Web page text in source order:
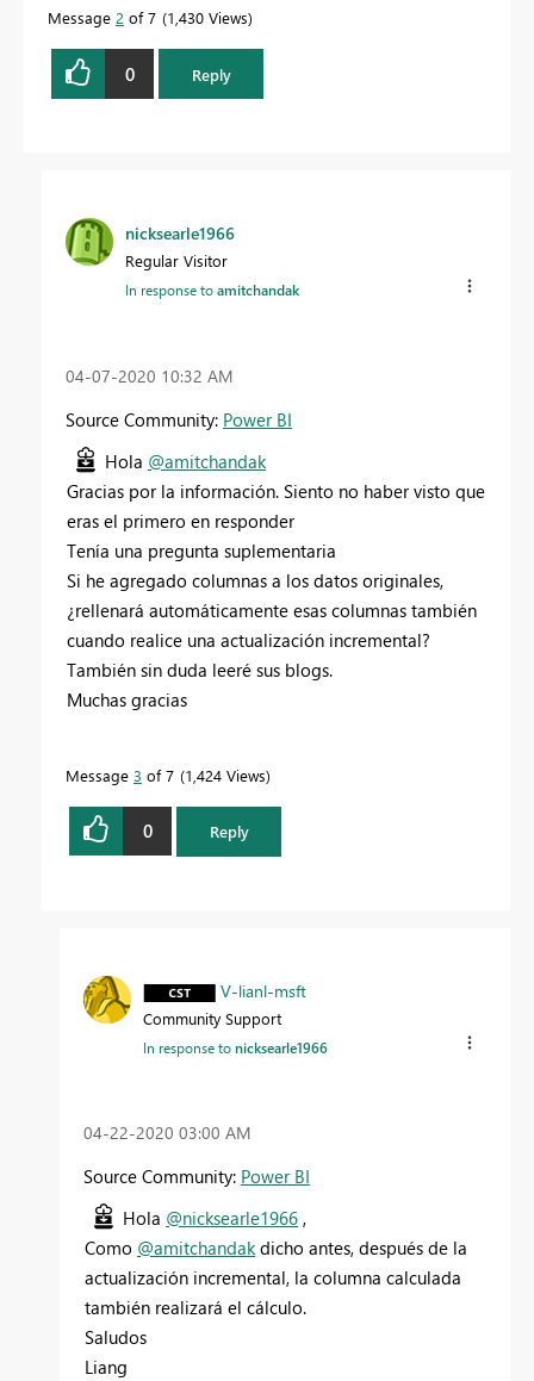
Message 2 of 7 1,430 Views
0 Reply
nicksearle1966
Regular Visitor
In response toamitchandak
‎04-07-2020 10:32 AM
Source Community: Power BI
Hola @amitchandak
Gracias por la información. Siento no haber visto que
eras el primero en responder
Tenía una pregunta suplementaria
Si he agregado columnas a los datos originales,
¿rellenará automáticamente esas columnas también
cuando realice una actualización incremental?
También sin duda leeré sus blogs.
Muchas gracias
Message 3 of 7 1,424 Views
0 Reply
V-lianl-msft
Community Support
In response tonicksearle1966
‎04-22-2020 03:00 AM
Source Community: Power BI
Hola @nicksearle1966 ,
Como @amitchandakdicho antes, después de la
actualización incremental, la columna calculada
también realizará el cálculo.
Saludos
Liang